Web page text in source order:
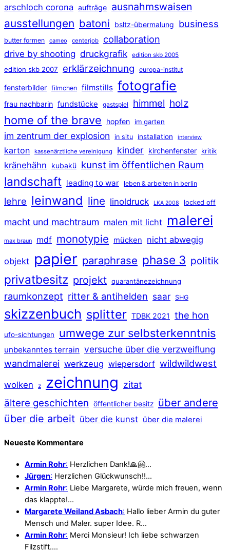
arschloch corona aufträge ausnahmswaisen
ausstellungen batoni bsltz-übermalung business
butter formen cameo centerjob collaboration
drive by shooting druckgrafik edition skb 2005
edition skb 2007 erklärzeichnung europa-institut
fensterbilder filmchen filmstills fotografie
frau nachbarin fundstücke gastspiel himmel holz
home of the brave hopfen im garten
im zentrum der explosion in situ installation interview
karton kassenärztliche vereinigung kinder kirchenfenster kritik
kränehähn kubakü kunst im öffentlichen Raum
landschaft leading to war leben & arbeiten in berlin
lehre leinwand line linoldruck LKA 2008 locked off
macht und machtraum malen mit licht malerei
max braun mdf monotypie mücken nicht abwegig
objekt papier paraphrase phase 3 politik
privatbesitz projekt quarantänezeichnung
raumkonzept ritter & antihelden saar SHG
skizzenbuch splitter TDBK 2021 the hon
ufo-sichtungen umwege zur selbsterkenntnis
unbekanntes terrain versuche über die verzweiflung
wandmalerei werkzeug wiepersdorf wildwildwest
wolken z zeichnung zitat
ältere geschichten öffentlicher besitz über andere
über die arbeit über die kunst über die malerei
Neueste Kommentare
Armin Rohr: Herzlichen Dank!🙏🤗…
Jürgen: Herzlichen Glückwunsch!!…
Armin Rohr: Liebe Margarete, würde mich freuen, wenn
das klappte!…
Margarete Weiland Asbach: Hallo lieber Armin du guter
Mensch und Maler. super Idee. R…
Armin Rohr: Merci Monsieur! Ich liebe schwarzen
Filzstift.…